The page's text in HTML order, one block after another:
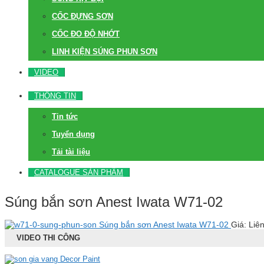
CỐC ĐỰNG SƠN
CỐC ĐO ĐỘ NHỚT
LINH KIỆN SÚNG PHUN SƠN
VIDEO
THÔNG TIN
Tin tức
Tuyển dụng
Tải tài liệu
CATALOGUE SẢN PHẨM
Súng bắn sơn Anest Iwata W71-02
Súng bắn sơn Anest Iwata W71-02 Giá:
VIDEO THI CÔNG